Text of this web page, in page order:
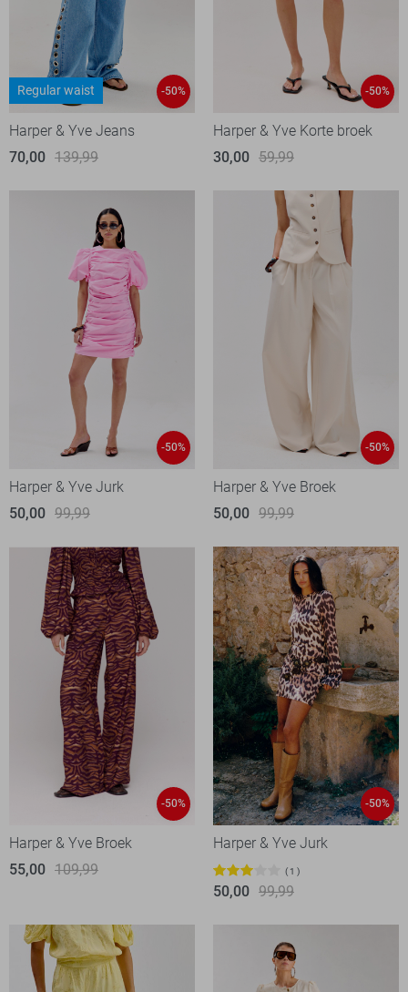
Regular waist -50%
Harper & Yve Jeans
70,00 139,99
-50%
Harper & Yve Korte broek
30,00 59,99
-50%
Harper & Yve Jurk
50,00 99,99
-50%
Harper & Yve Broek
50,00 99,99
-50%
Harper & Yve Broek
55,00 109,99
-50%
Harper & Yve Jurk
1
50,00 99,99